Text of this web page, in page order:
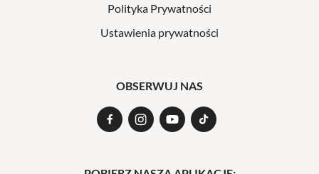
Polityka Prywatności
Ustawienia prywatności
OBSERWUJ NAS